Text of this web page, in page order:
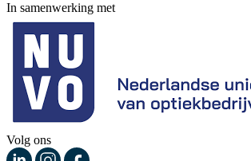
In samenwerking met
Volg ons